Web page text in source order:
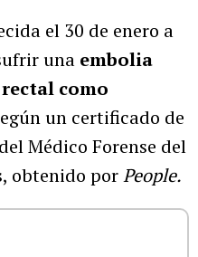
el 30 de enero a
una embolia
como
un certificado de
Médico Forense del
obtenido porPeople.